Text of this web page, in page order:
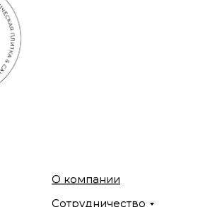
О компании
Сотрудничество